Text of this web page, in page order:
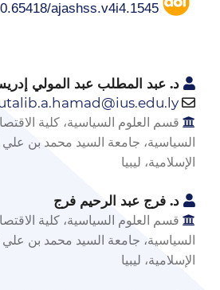
د. عبد المطلب عبد المولي
قسم العلوم السياسية، كلية
السياسية، جامعة السيد محمد بن
الإسلامية، ليبيا
د. فرج عبد الرحيم فرج
قسم العلوم السياسية، كلية
السياسية، جامعة السيد محمد بن
الإسلامية، ليبيا